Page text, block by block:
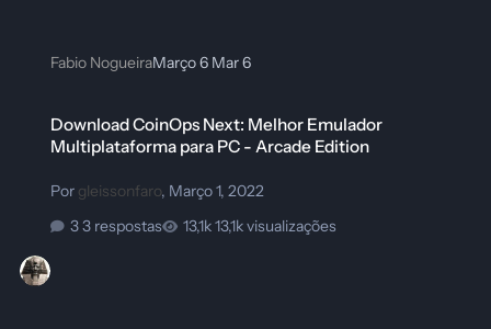
Fabio NogueiraMarço 6 Mar 6
Download CoinOps Next: Melhor Emulador
Multiplataforma para PC - Arcade Edition
Por gleissonfaro, Março 1, 2022
3 respostas
13,1k visualizações